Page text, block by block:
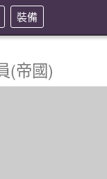
裝備
(帝國)